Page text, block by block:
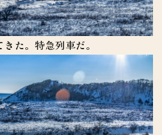
た。特急列車だ。